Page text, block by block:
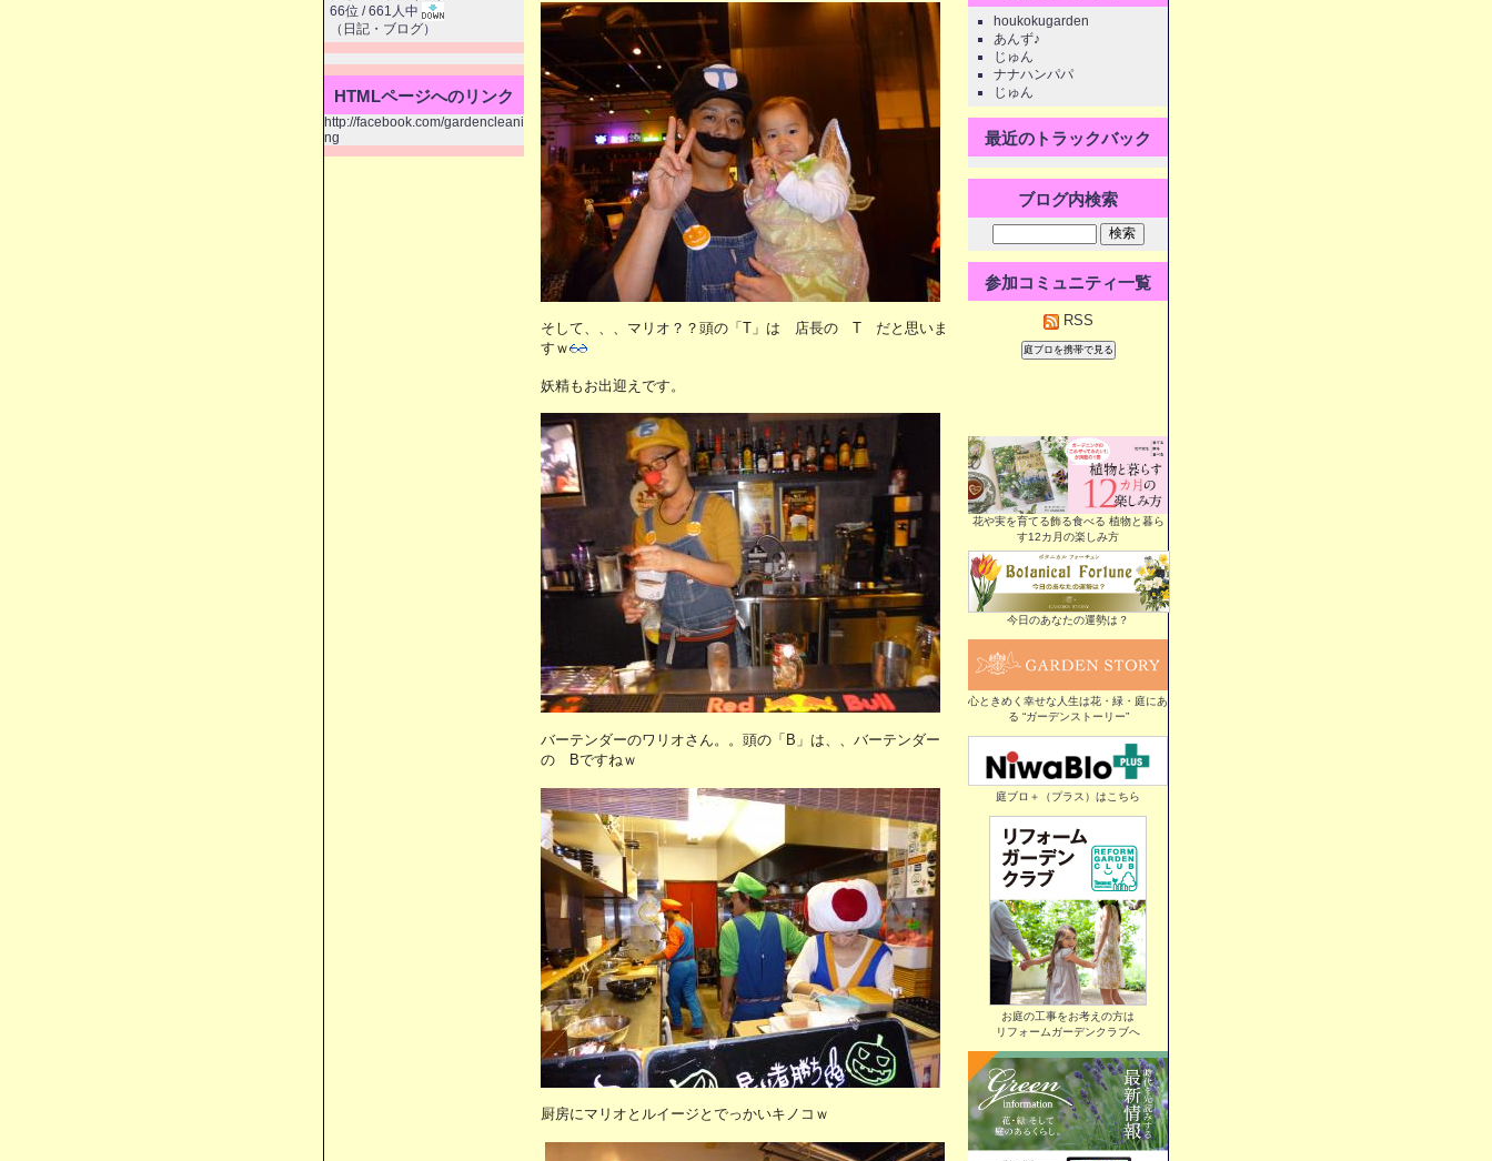
そして、、、マリオ？？頭の「T」は 店長の T だと思いま
すｗ
妖精もお出迎えです。
バーテンダーのワリオさん。。頭の「B」は、、バーテンダー
の Bですねｗ
厨房にマリオとルイージとでっかいキノコｗ
66位 / 661人中
（ 日記・ブログ）
HTMLページへのリンク
http://facebook.com/gardencleani
ng
houkokugarden
あんず♪
じゅん
ナナハンパパ
じゅん
最近のトラックバック
ブログ内検索
参加コミュニティ一覧
RSS
花や実を育てる飾る食べる 植物と暮ら
す12カ月の楽しみ方
今日のあなたの運勢は？
心ときめく幸せな人生は花・緑・庭にあ
る “ガーデンストーリー”
庭ブロ＋（プラス）はこちら
お庭の工事をお考えの方は
リフォームガーデンクラブへ